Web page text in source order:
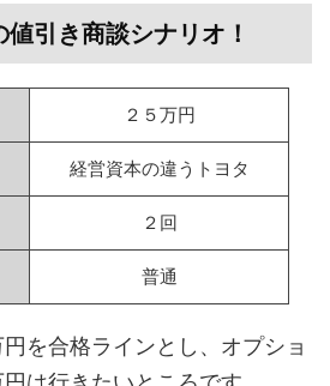
値引き商談シナリオ！
２５万円
経営資本の違うトヨタ
２回
普通
を合格ラインとし、オプショ